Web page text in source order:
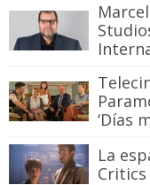
‘Días
La
Critics